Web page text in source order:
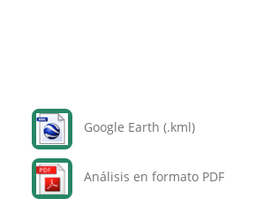
Google Earth (.kml)
Análisis en formato PDF